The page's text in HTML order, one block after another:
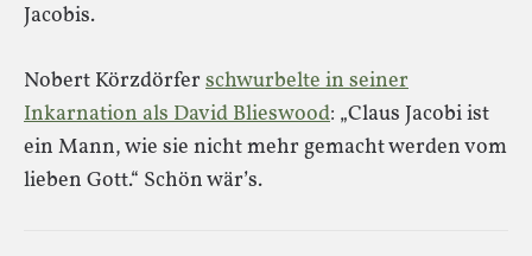
Jacobis.
Nobert Körzdörfer schwurbelte in seiner
Inkarnation als David Blieswood: „Claus Jacobi ist
ein Mann, wie sie nicht mehr gemacht werden vom
lieben Gott.“ Schön wär’s.